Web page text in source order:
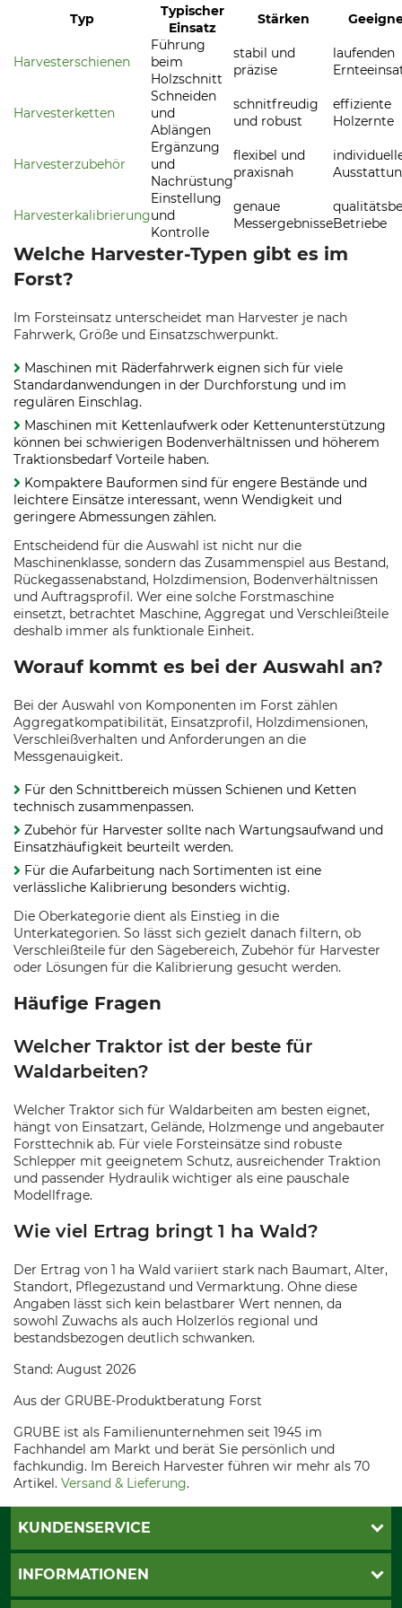
Typ
Typischer
Einsatz
Stärken
Harvesterschienen
Führung
beim
Holzschnitt
stabil und
präzise
laufenden
Harvesterketten
Schneiden
und
Ablängen
schnitfreudig
und robust
effiziente
Holzernte
Harvesterzubehör
Ergänzung
und
Nachrüstung
flexibel und
praxisnah
Harvesterkalibrierung
Einstellung
und
Kontrolle
genaue
MessergebnisseBetriebe
Welche Harvester-Typen gibt es im
Forst?
Im Forsteinsatz unterscheidet man Harvester je nach
Fahrwerk, Größe und Einsatzschwerpunkt.
Maschinen mit Räderfahrwerk eignen sich für viele
Standardanwendungen in der Durchforstung und im
regulären Einschlag.
Maschinen mit Kettenlaufwerk oder Kettenunterstützung
können bei schwierigen Bodenverhältnissen und höherem
Traktionsbedarf Vorteile haben.
Kompaktere Bauformen sind für engere Bestände und
leichtere Einsätze interessant, wenn Wendigkeit und
geringere Abmessungen zählen.
Entscheidend für die Auswahl ist nicht nur die
Maschinenklasse, sondern das Zusammenspiel aus Bestand,
Rückegassenabstand, Holzdimension, Bodenverhältnissen
und Auftragsprofil. Wer eine solche Forstmaschine
einsetzt, betrachtet Maschine, Aggregat und Verschleißteile
deshalb immer als funktionale Einheit.
Worauf kommt es bei der Auswahl an?
Bei der Auswahl von Komponenten im Forst zählen
Aggregatkompatibilität, Einsatzprofil, Holzdimensionen,
Verschleißverhalten und Anforderungen an die
Messgenauigkeit.
Für den Schnittbereich müssen Schienen und Ketten
technisch zusammenpassen.
Zubehör für Harvester sollte nach Wartungsaufwand und
Einsatzhäufigkeit beurteilt werden.
Für die Aufarbeitung nach Sortimenten ist eine
verlässliche Kalibrierung besonders wichtig.
Die Oberkategorie dient als Einstieg in die
Unterkategorien. So lässt sich gezielt danach filtern, ob
Verschleißteile für den Sägebereich, Zubehör für Harvester
oder Lösungen für die Kalibrierung gesucht werden.
Häufige Fragen
Welcher Traktor ist der beste für
Waldarbeiten?
Welcher Traktor sich für Waldarbeiten am besten eignet,
hängt von Einsatzart, Gelände, Holzmenge und angebauter
Forsttechnik ab. Für viele Forsteinsätze sind robuste
Schlepper mit geeignetem Schutz, ausreichender Traktion
und passender Hydraulik wichtiger als eine pauschale
Modellfrage.
Wie viel Ertrag bringt 1 ha Wald?
Der Ertrag von 1 ha Wald variiert stark nach Baumart, Alter,
Standort, Pflegezustand und Vermarktung. Ohne diese
Angaben lässt sich kein belastbarer Wert nennen, da
sowohl Zuwachs als auch Holzerlös regional und
bestandsbezogen deutlich schwanken.
Stand: August 2026
Aus der GRUBE-Produktberatung Forst
GRUBE ist als Familienunternehmen seit 1945 im
Fachhandel am Markt und berät Sie persönlich und
fachkundig. Im Bereich Harvester führen wir mehr als 70
Artikel. Versand & Lieferung.
KUNDENSERVICE
Live-Shopping
INFORMATIONEN